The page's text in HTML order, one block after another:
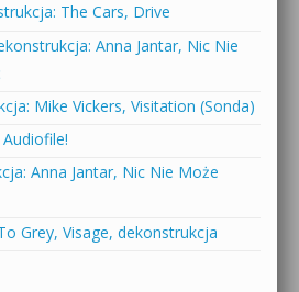
The Cars, Drive
Anna Jantar, Nic Nie
Mike Vickers, Visitation (Sonda)
Anna Jantar, Nic Nie Może
Grey, Visage, dekonstrukcja